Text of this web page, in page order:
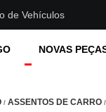
de Vehículos
NOVAS
/ ASSENTOS DE CARRO